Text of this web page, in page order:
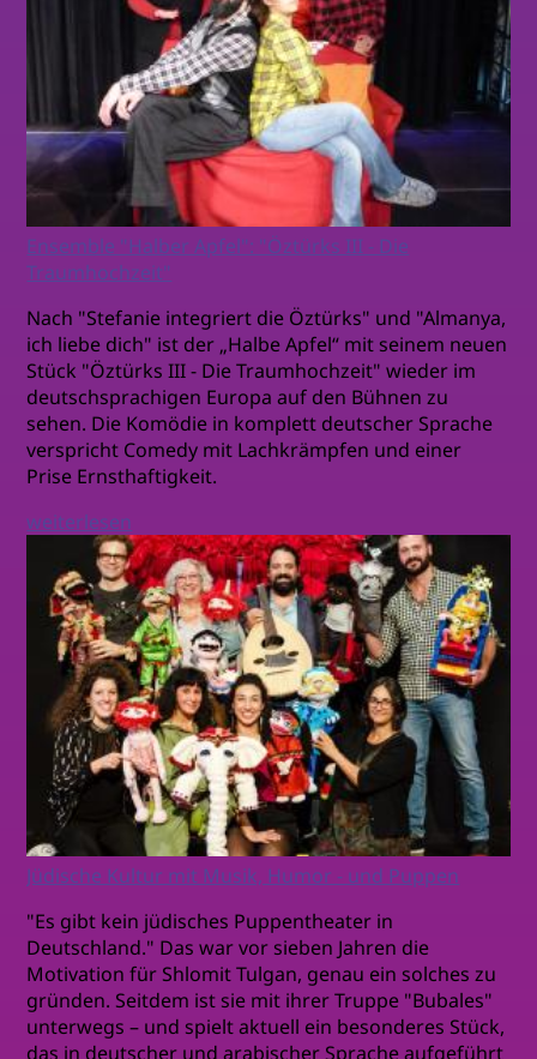
Ensemble "Halber Apfel": "Öztürks III - Die
Traumhochzeit"
Nach "Stefanie integriert die Öztürks" und "Almanya,
ich liebe dich" ist der „Halbe Apfel“ mit seinem neuen
Stück "Öztürks III - Die Traumhochzeit" wieder im
deutschsprachigen Europa auf den Bühnen zu
sehen. Die Komödie in komplett deutscher Sprache
verspricht Comedy mit Lachkrämpfen und einer
Prise Ernsthaftigkeit.
weiterlesen
Jüdische Kultur mit Musik, Humor - und Puppen
"Es gibt kein jüdisches Puppentheater in
Deutschland." Das war vor sieben Jahren die
Motivation für Shlomit Tulgan, genau ein solches zu
gründen. Seitdem ist sie mit ihrer Truppe "Bubales"
unterwegs – und spielt aktuell ein besonderes Stück,
das in deutscher und arabischer Sprache aufgeführt